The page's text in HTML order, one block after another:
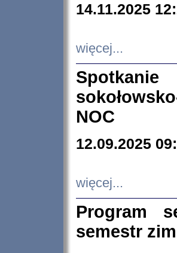
14.11.2025
więcej...
NOC
12.09.2025
więcej...
Program
semestr